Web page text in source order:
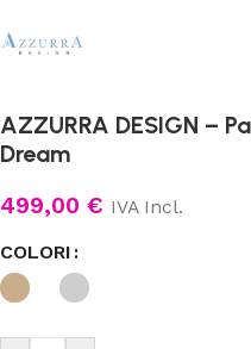
AZZURRA DESIGN –
Dream
499,00 € IVA Incl.
COLORI